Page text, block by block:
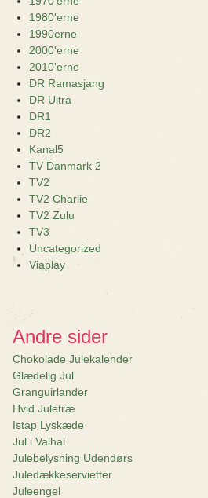
1980'erne
1990erne
2000'erne
2010'erne
DR Ramasjang
DR Ultra
DR1
DR2
Kanal5
TV Danmark 2
TV2
TV2 Charlie
TV2 Zulu
TV3
Uncategorized
Viaplay
Andre sider
Chokolade Julekalender
Glædelig Jul
Granguirlander
Hvid Juletræ
Istap Lyskæde
Jul i Valhal
Julebelysning Udendørs
Juledækkeservietter
Juleengel